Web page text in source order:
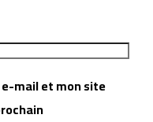
mail et mon site